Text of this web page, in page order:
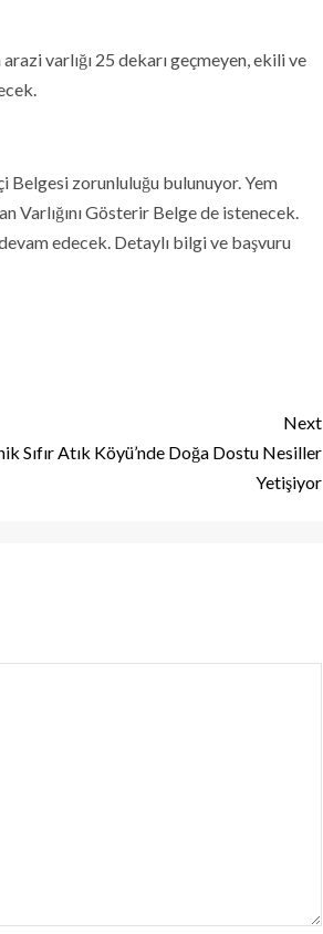
varlığı 25 dekarı geçmeyen, ekili ve
Belgesi zorunluluğu bulunuyor. Yem
Varlığını Gösterir Belge de istenecek.
edecek. Detaylı bilgi ve başvuru
Next
Sıfır Atık Köyü’nde Doğa Dostu Nesiller
Yetişiyor